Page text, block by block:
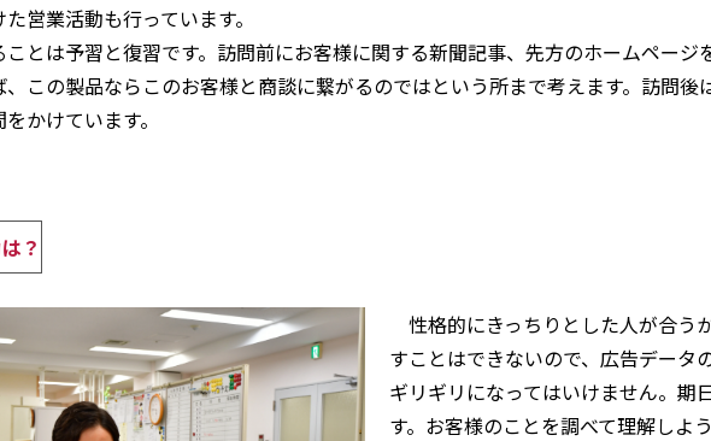
営業活動も行っています。
とは予習と復習です。訪問前にお客様に関する新聞記事、先方のホームページ
この製品ならこのお客様と商談に繋がるのではという所まで考えます。訪問
かけています。
？
性格的にきっちりとした人が合う
すことはできないので、広告データ
ギリギリになってはいけません。期
す。お客様のことを調べて理解しよ